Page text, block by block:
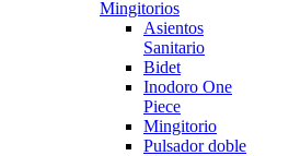
Mingitorios
Asientos
Sanitario
Bidet
Inodoro One
Piece
Mingitorio
Pulsador doble